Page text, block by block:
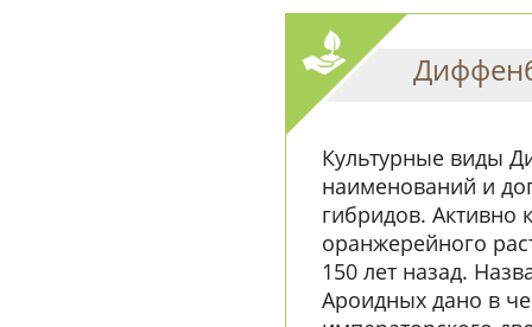
Культурные виды
наименований и
гибридов. Активно
оранжерейного
150 лет назад.
Ароидных дано в